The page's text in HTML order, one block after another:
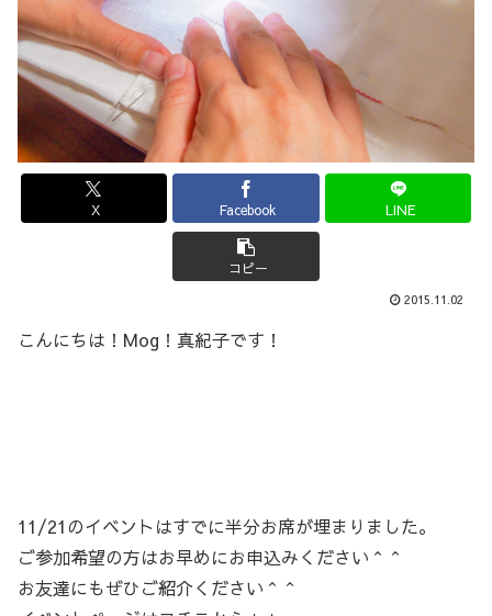
X Facebook LINE
コピー
2015.11.02
こんにちは！Mog！真紀子です！
11/21のイベントはすでに半分お席が埋まりました。
ご参加希望の方はお早めにお申込みください＾＾
お友達にもぜひご紹介ください＾＾